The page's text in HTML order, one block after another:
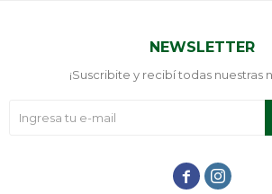
NEWSLETTER
¡Suscribite y recibí todas nuestras
 